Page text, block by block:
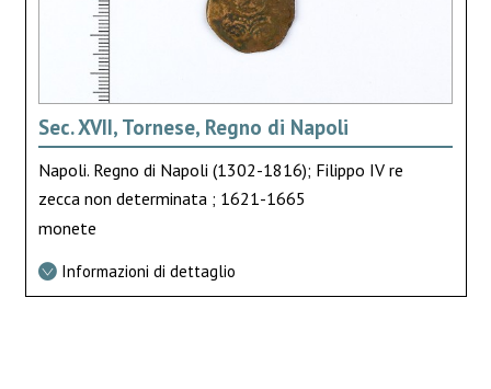
Sec. XVII, Tornese, Regno di Napoli
Napoli. Regno di Napoli (1302-1816); Filippo IV re
zecca non determinata ; 1621-1665
monete
Informazioni di dettaglio